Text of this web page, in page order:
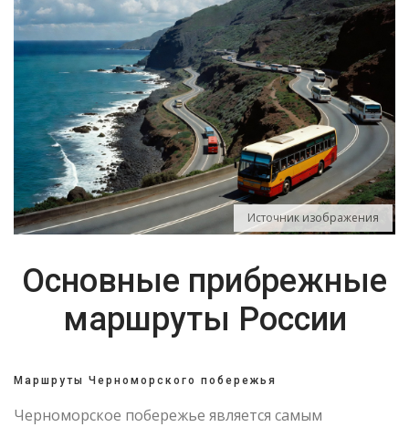
Источник изображения
Основные прибрежные
маршруты России
Маршруты Черноморского побережья
Черноморское побережье является самым